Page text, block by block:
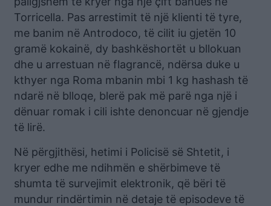
Torricella. Pas arrestimit të një klienti të tyre,
me banim në Antrodoco, të cilit iu gjetën 10
gramë kokainë, dy bashkëshortët u bllokuan
dhe u arrestuan në flagrancë, ndërsa duke u
kthyer nga Roma mbanin mbi 1 kg hashash të
ndarë në blloqe, blerë pak më parë nga një i
dënuar romak i cili ishte denoncuar në gjendje
të lirë.
Në përgjithësi, hetimi i Policisë së Shtetit, i
kryer edhe me ndihmën e shërbimeve të
shumta të survejimit elektronik, që bëri të
mundur rindërtimin në detaje të episodeve të